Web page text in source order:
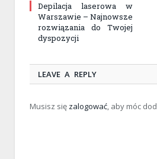
Depilacja laserowa w
Warszawie – Najnowsze
rozwiązania do Twojej
dyspozycji
LEAVE A REPLY
Musisz się zalogować , aby móc